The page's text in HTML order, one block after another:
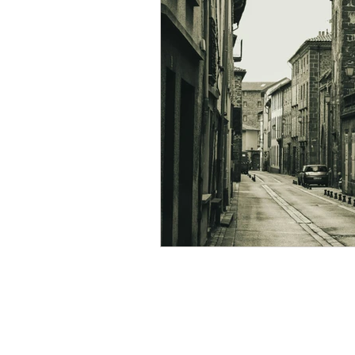
Humeurs Scènes
Lecture musicale
Offre spéciale Livre
Nouvelle parution